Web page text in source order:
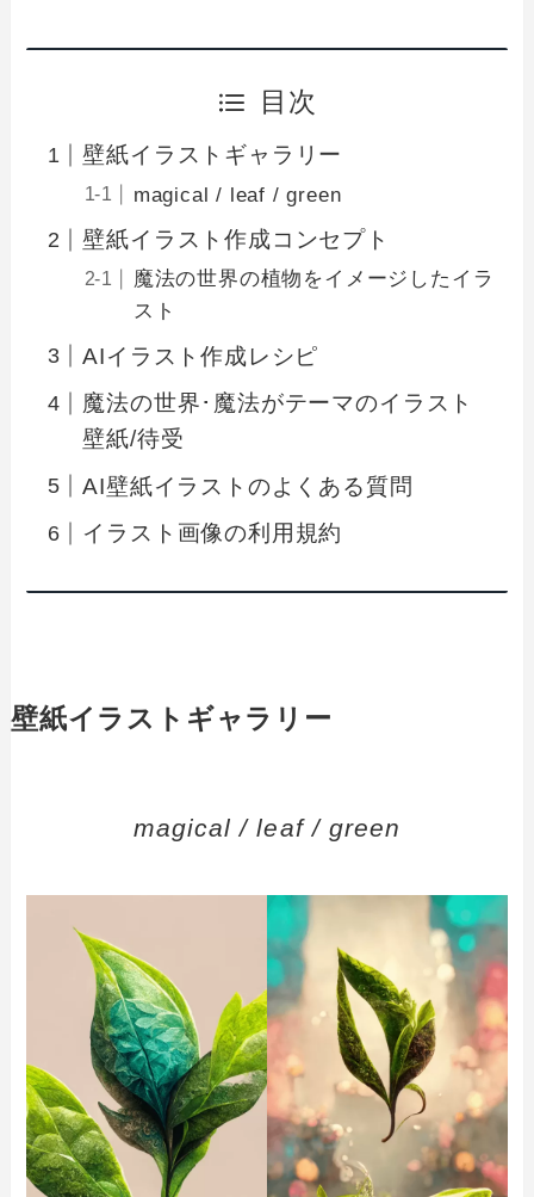
目次
壁紙イラストギャラリー
magical / leaf / green
壁紙イラスト作成コンセプト
魔法の世界の植物をイメージしたイラ
スト
AIイラスト作成レシピ
魔法の世界･魔法がテーマのイラスト
壁紙/待受
AI壁紙イラストのよくある質問
イラスト画像の利用規約
壁紙イラストギャラリー
magical / leaf / green